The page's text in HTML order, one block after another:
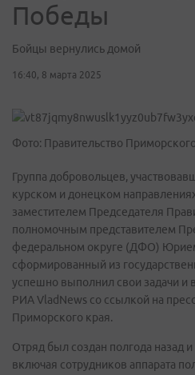
Победы
Бойцы вернулись домой
16:40, 8 марта 2025
Фото: Правительство
Группа добровольцев,
курском и донецком
заместителем Председателя
полномочным представителем
федеральном округе (ДФО)
сформированный из
успешно выполнил свои задачи и
РИА VladNews со ссылкой на
Приморского края.
Отряд был создан полгода назад
включая сотрудников аппарата